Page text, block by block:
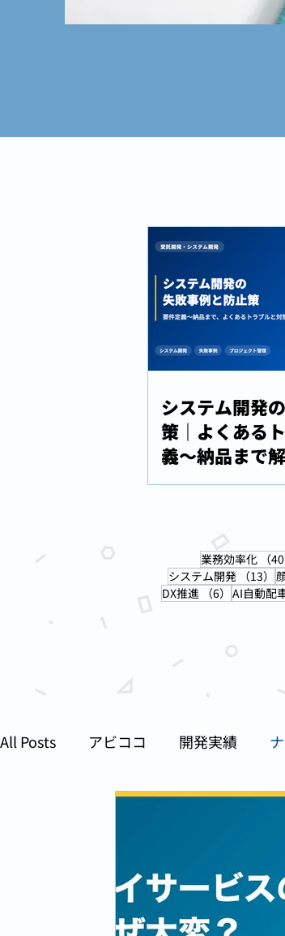
システム開発
策｜よくある
義〜納品まで
業務効率化 （40
システム開発
（13）
DX推進
（6） 6件の記事
AI自動配
All Posts アビココ 開発実績